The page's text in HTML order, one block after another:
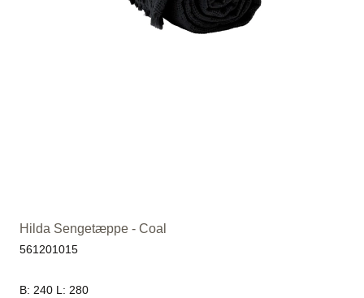
Hilda Sengetæppe - Coal
561201015
B: 240 L: 280